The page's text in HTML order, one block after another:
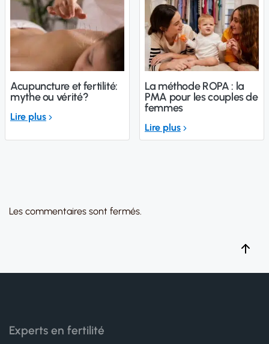
Acupuncture et fertilité:
mythe ou vérité?
Lire plus
La méthode ROPA : la
PMA pour les couples de
femmes
Lire plus
Les commentaires sont fermés.
Experts en fertilité